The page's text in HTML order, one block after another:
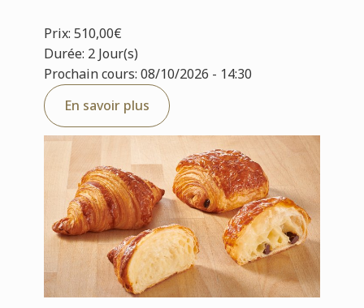
Prix: 510,00€
Durée: 2 Jour(s)
Prochain cours: 08/10/2026 - 14:30
En savoir plus